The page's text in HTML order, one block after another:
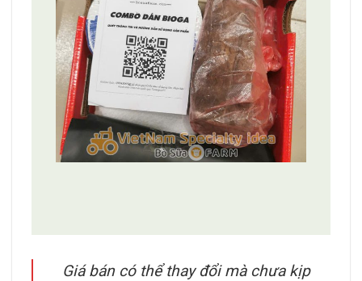
Giá bán có thể thay đổi mà chưa kịp